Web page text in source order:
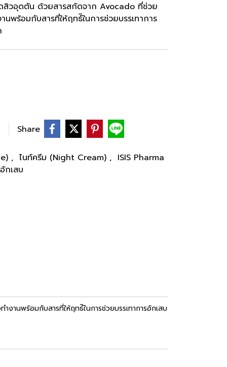
สิวอุดตัน ด้วยสารสกัดจาก Avocado ที่ช่วย
พร้อมกับสารที่ให้ฤทธ์ิในการช่วยบรรเทาการ
Share
, ไนท์ครีม (Night Cream) , ISIS Pharma
กเสบ
นพร้อมกับสารที่ให้ฤทธ์ิในการช่วยบรรเทาการอักเสบ